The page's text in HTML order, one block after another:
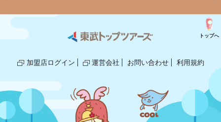
加盟店ログイン 運営会社 お問い合わせ 利用規約
トップへ